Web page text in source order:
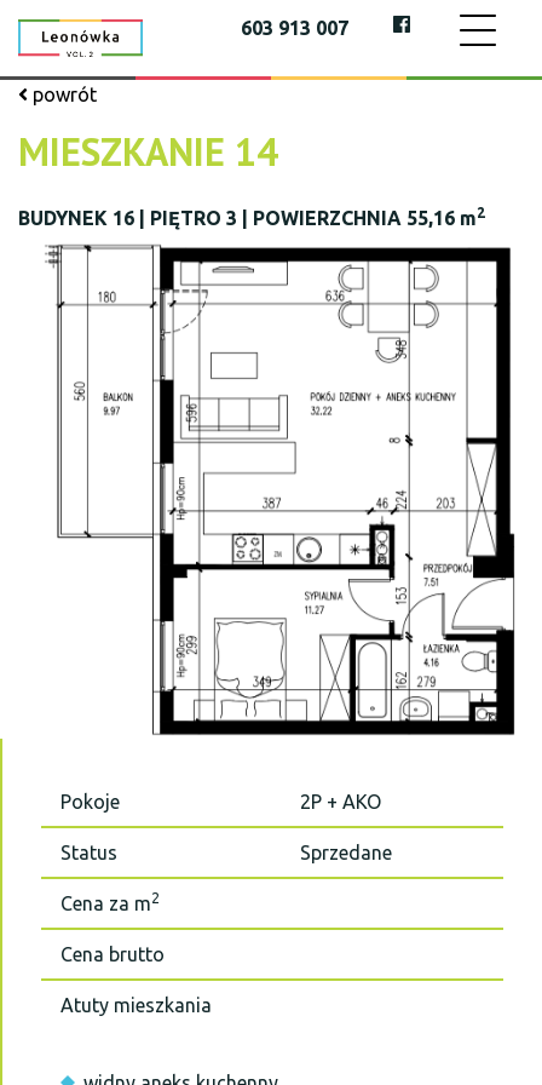
603 913 007
powrót
MIESZKANIE 14
BUDYNEK 16 | PIĘTRO 3 | POWIERZCHNIA 55,16 m2
Pokoje 2P + AKO
Status Sprzedane
Cena za m2
Cena brutto
Atuty mieszkania